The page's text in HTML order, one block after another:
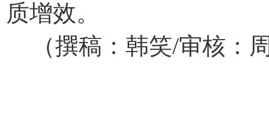
质增效。
（撰稿：韩笑/审核：